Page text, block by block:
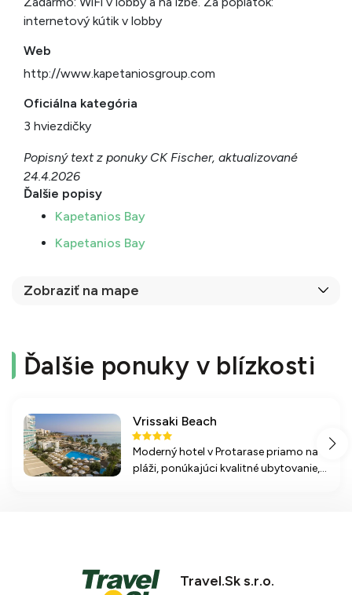
internetový kútik v lobby
Web
http://www.kapetaniosgroup.com
Oficiálna kategória
3 hviezdičky
Popisný text z ponuky CK Fischer, aktualizované
24.4.2026
Ďalšie popisy
Kapetanios Bay
Kapetanios Bay
Zobraziť na mape
Ďalšie ponuky v blízkosti
Vrissaki Beach
Moderný hotel v Protarase priamo na
pláži, ponúkajúci kvalitné ubytovanie,
Travel.Sk s.r.o.